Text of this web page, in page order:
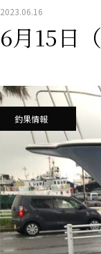
2023.06.16
6月15日
釣果情報